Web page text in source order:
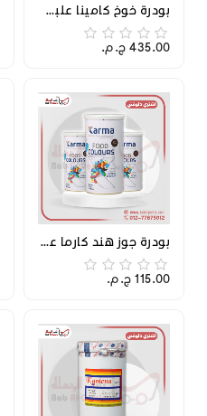
بودرة خوخ كامينا علبة 1 ك
435.00 ج.م.‏
بودرة جوز هند كارما علبة 1 ك
115.00 ج.م.‏